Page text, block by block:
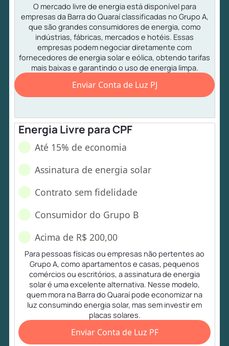
O mercado livre de energia está disponível para
empresas da Barra do Quaraí classificadas no Grupo A,
que são grandes consumidores de energia, como
indústrias, fábricas, mercados e hotéis. Essas
empresas podem negociar diretamente com
fornecedores de energia solar e eólica, obtendo tarifas
mais baixas e garantindo o uso de energia limpa.
Enviar Conta de Luz PJ
Energia Livre para CPF
Até 15% de economia
Assinatura de energia solar
Contrato sem fidelidade
Consumidor do Grupo B
Acima de R$ 200,00
Para pessoas físicas ou empresas não pertentes ao
Grupo A, como apartamentos e casas, pequenos
comércios ou escritórios, a assinatura de energia
solar é uma excelente alternativa. Nesse modelo,
quem mora na Barra do Quaraí pode economizar na
luz consumindo energia solar, mas sem investir em
placas solares.
Enviar Conta de Luz PF